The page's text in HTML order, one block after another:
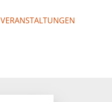
VERANSTALTUNGEN